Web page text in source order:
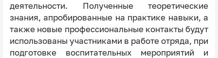
деятельности. Полученные теоретические
знания, апробированные на практике навыки, а
также новые профессиональные контакты будут
использованы участниками в работе отряда, при
подготовке воспитательных мероприятий и